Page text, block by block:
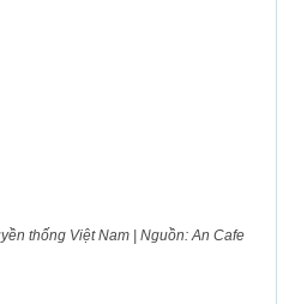
thống Việt Nam | Nguồn: An Cafe